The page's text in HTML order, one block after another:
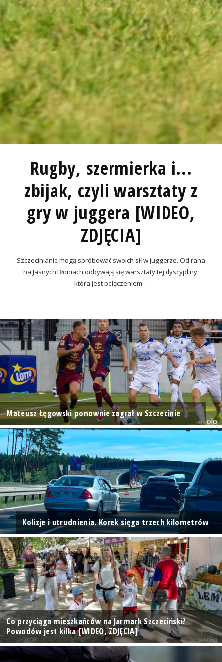
Rugby, szermierka i...
zbijak, czyli warsztaty z
gry w juggera [WIDEO,
ZDJĘCIA]
Szczecinianie mogą spróbować swoich sił w juggerze. Od rana
na Jasnych Błoniach odbywają się warsztaty tej dyscypliny,
która jest połączeniem…
Mateusz Łęgowski ponownie zagrał w Szczecinie
Kolizje i utrudnienia. Korek sięga trzech kilometrów
Co przyciąga mieszkańców na Jarmark Szczeciński?
Powodów jest kilka [WIDEO, ZDJĘCIA]